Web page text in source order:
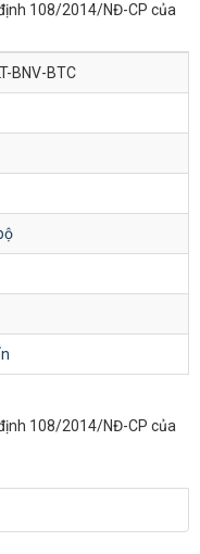
108/2014/NĐ-CP của
BNV-BTC
108/2014/NĐ-CP của